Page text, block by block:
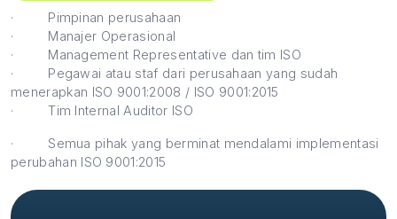
·
Pimpinan perusahaan
·
Manajer Operasional
·
Management Representative dan tim ISO
·
Pegawai atau staf dari perusahaan yang sudah
menerapkan ISO 9001:2008 / ISO 9001:2015
·
Tim Internal Auditor ISO
·
Semua pihak yang berminat mendalami implementasi
perubahan ISO 9001:2015